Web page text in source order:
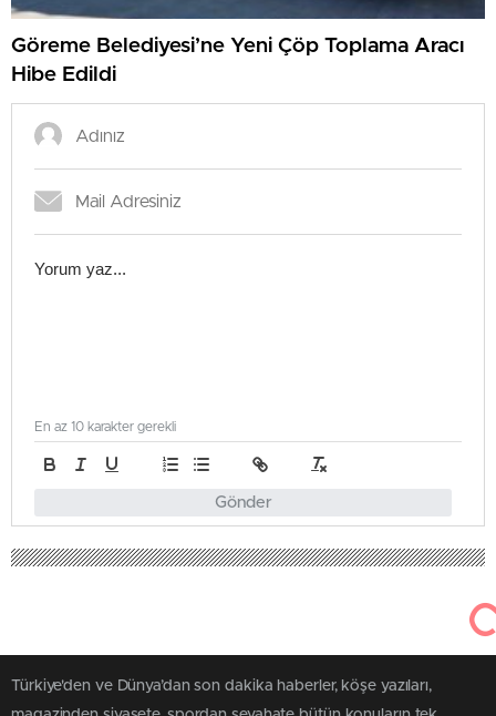
Göreme Belediyesi’ne Yeni Çöp Toplama Aracı
Hibe Edildi
Gönder
En az 10 karakter gerekli